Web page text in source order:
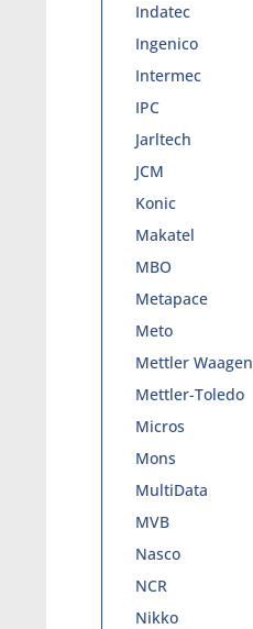
Indatec
Ingenico
Intermec
IPC
Jarltech
JCM
Konic
Makatel
MBO
Metapace
Meto
Mettler Waagen
Mettler-Toledo
Micros
Mons
MultiData
MVB
Nasco
NCR
Nikko